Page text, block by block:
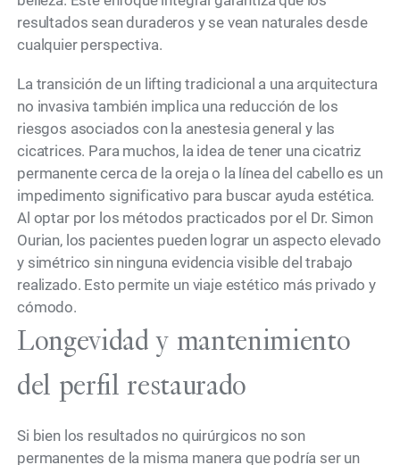
resultados sean duraderos y se vean naturales desde
cualquier perspectiva.
La transición de un lifting tradicional a una arquitectura
no invasiva también implica una reducción de los
riesgos asociados con la anestesia general y las
cicatrices. Para muchos, la idea de tener una cicatriz
permanente cerca de la oreja o la línea del cabello es un
impedimento significativo para buscar ayuda estética.
Al optar por los métodos practicados por el Dr. Simon
Ourian, los pacientes pueden lograr un aspecto elevado
y simétrico sin ninguna evidencia visible del trabajo
realizado. Esto permite un viaje estético más privado y
cómodo.
Longevidad y mantenimiento
del perfil restaurado
Si bien los resultados no quirúrgicos no son
permanentes de la misma manera que podría ser un